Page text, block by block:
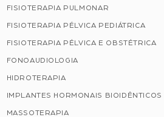
FISIOTERAPIA PULMONAR
FISIOTERAPIA PÉLVICA PEDIÁTRICA
FISIOTERAPIA PÉLVICA E OBSTÉTRICA
FONOAUDIOLOGIA
HIDROTERAPIA
IMPLANTES HORMONAIS BIOIDÊNTICOS
MASSOTERAPIA